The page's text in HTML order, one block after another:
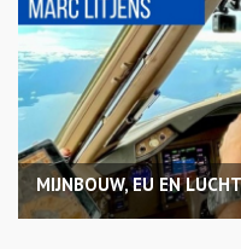
MIJNBOUW, EU EN